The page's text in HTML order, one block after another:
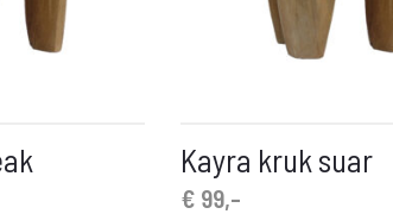
Kayra kruk suar
€ 99,-